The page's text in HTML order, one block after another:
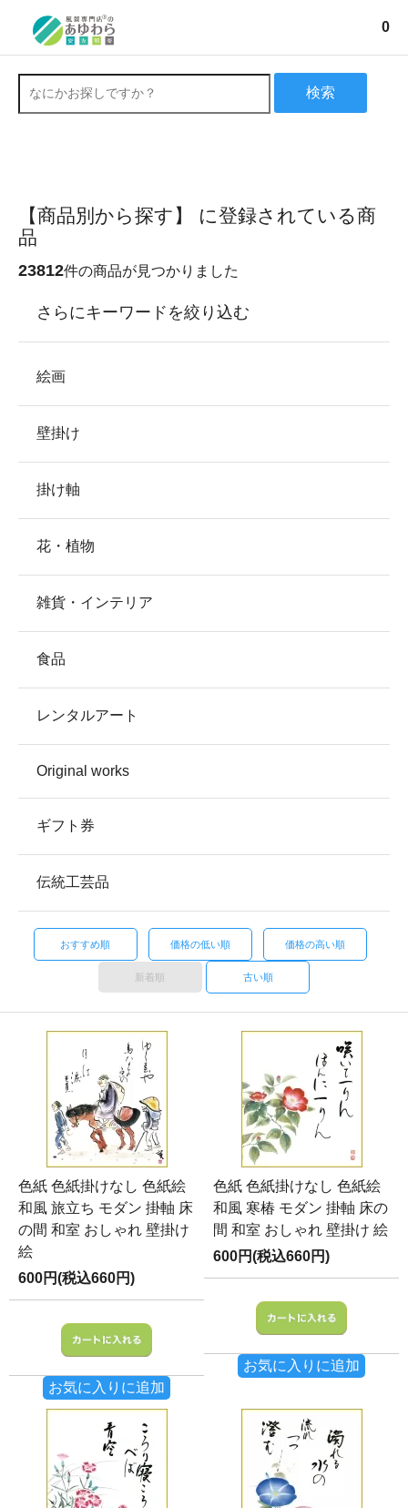
0
検索
【商品別から探す】 に登録されている商
品
23812件の商品が見つかりました
さらにキーワードを絞り込む
絵画
壁掛け
掛け軸
花・植物
雑貨・インテリア
食品
レンタルアート
Original works
ギフト券
伝統工芸品
おすすめ順 価格の低い順 価格の高い順
新着順 古い順
色紙 色紙掛けなし 色紙絵
和風 旅立ち モダン 掛軸 床
の間 和室 おしゃれ 壁掛け
絵
600円(税込660円)
お気に入りに追加
色紙 色紙掛けなし 色紙絵
和風 寒椿 モダン 掛軸 床の
間 和室 おしゃれ 壁掛け 絵
600円(税込660円)
お気に入りに追加